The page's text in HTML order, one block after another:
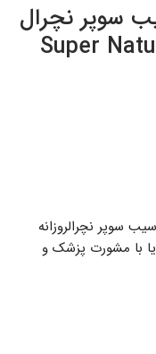
سوپر نچرال
Super
سوپر نچرالروزانه
با مشورت پزشک و